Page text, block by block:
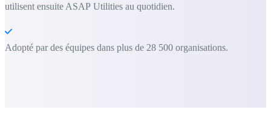
utilisent ensuite ASAP Utilities au quotidien.
Adopté par des équipes dans plus de 28 500 organisations.